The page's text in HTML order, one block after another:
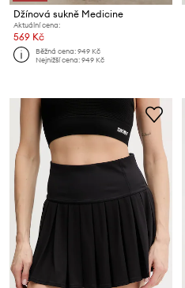
Džínová sukně Medicine
Aktuální cena:
569 Kč
Běžná cena:949 Kč
Nejnižší cena:949 Kč